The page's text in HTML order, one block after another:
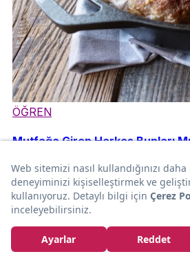
ÖĞREN
Mutfağa Giren Herkes Bunları
Cemre Özgüzel